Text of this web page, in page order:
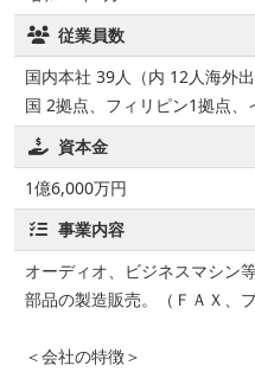
従業員数
国内本社 39人（内 12人海外
国 2拠点、フィリピン1拠点、
資本金
1億6,000万円
事業内容
オーディオ、ビジネスマシン
部品の製造販売。（ＦＡＸ、
＜会社の特徴＞